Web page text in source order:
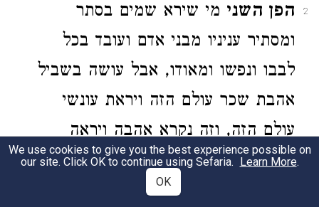
2 הפן השני מי שירא שמים בסתר
ומסתיר עניניו מבני אדם ועובד בכל
לבבו ונפשו ומאודו, אבל עושה בשביל
אהבת שכר עולם הזה ויראת עונשי
עולם הזה, וזה נקרא אהבה ויראה
חיצונית כי עובד בשביל אהבת עצמו, אף
כשעושה בשכר עולם הנצחי שהוא
We use cookies to give you the best experience possible on
our site. Click OK to continue using Sefaria. Learn More.
OK